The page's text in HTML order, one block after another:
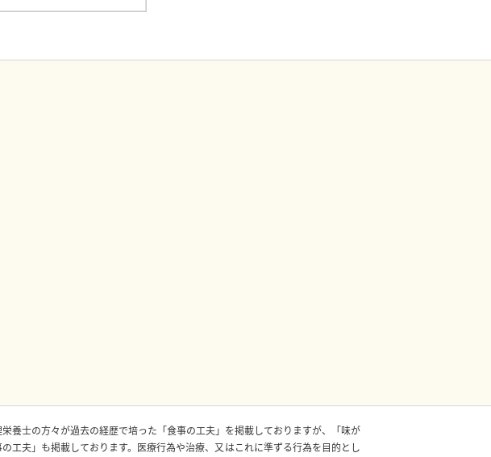
養士の方々が過去の経歴で培った「食事の工夫」を掲載しておりますが、「味が
工夫」も掲載しております。医療行為や治療、又はこれに準ずる行為を目的とし